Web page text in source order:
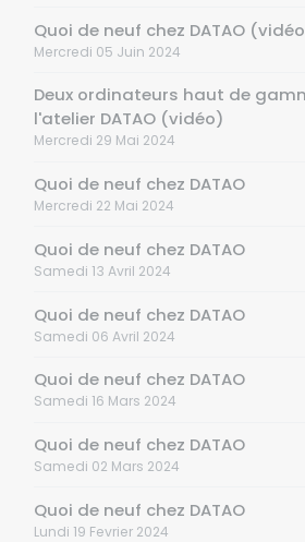
Quoi de neuf chez DATAO
Mercredi 05 Juin 2024
Deux ordinateurs haut de
l'atelier DATAO (vidéo)
Mercredi 29 Mai 2024
Quoi de neuf chez DATAO
Mercredi 22 Mai 2024
Quoi de neuf chez DATAO
Samedi 13 Avril 2024
Quoi de neuf chez DATAO
Samedi 06 Avril 2024
Quoi de neuf chez DATAO
Samedi 16 Mars 2024
Quoi de neuf chez DATAO
Samedi 02 Mars 2024
Quoi de neuf chez DATAO
Lundi 19 Fevrier 2024